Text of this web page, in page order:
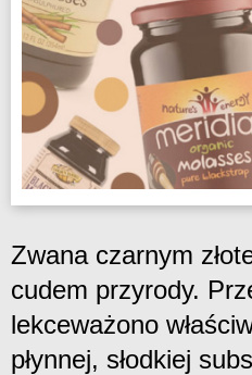
Zwana czarnym
cudem przyrody.
lekceważono
płynnej, słodkiej